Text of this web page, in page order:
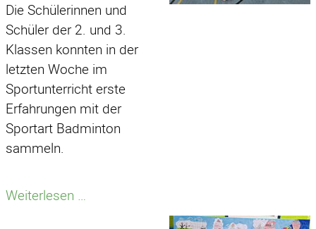
Die Schülerinnen und
Schüler der 2. und 3.
Klassen konnten in der
letzten Woche im
Sportunterricht erste
Erfahrungen mit der
Sportart Badminton
sammeln.
Weiterlesen …